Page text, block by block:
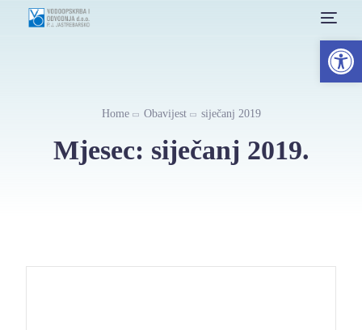
Home Obavijest siječanj 2019
Mjesec: siječanj 2019.